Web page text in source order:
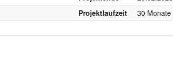
Projektlaufzeit
30 Monate